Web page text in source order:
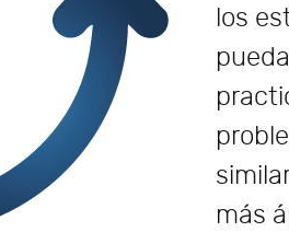
los
más